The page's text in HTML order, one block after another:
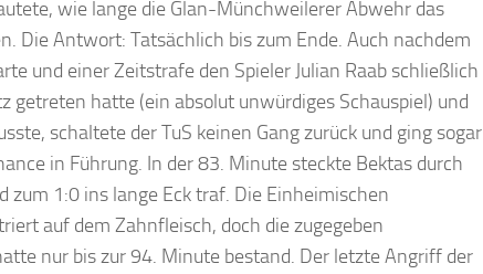
wie lange die Glan-Münchweilerer Abwehr das
Die Antwort: Tatsächlich bis zum Ende. Auch nachdem
und einer Zeitstrafe den Spieler Julian Raab schließlich
getreten hatte (ein absolut unwürdiges Schauspiel) und
schaltete der TuS keinen Gang zurück und ging sogar
in Führung. In der 83. Minute steckte Bektas durch
zum 1:0 ins lange Eck traf. Die Einheimischen
auf dem Zahnfleisch, doch die zugegeben
nur bis zur 94. Minute bestand. Der letzte Angriff der